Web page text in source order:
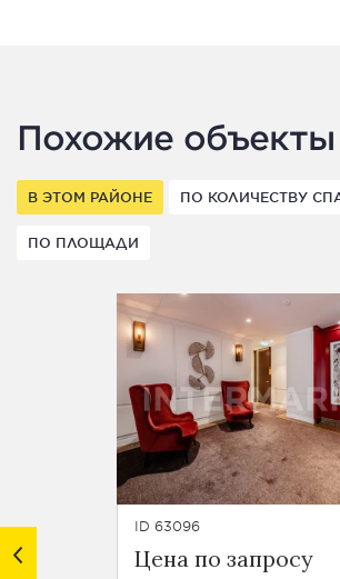
Похожие объекты
В ЭТОМ РАЙОНЕ ПО КОЛИЧЕСТВУ
ПО ПЛОЩАДИ
ID 63096
Цена по запросу